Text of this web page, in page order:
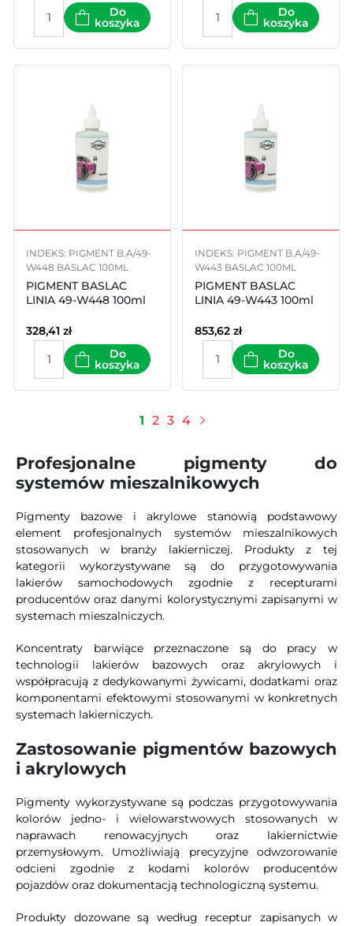
Do
koszyka
Do
koszyka
INDEKS: PIGMENT B.A/49-
W448 BASLAC 100ML
PIGMENT BASLAC
LINIA 49-W448 100ml
328,41 zł
Do
koszyka
INDEKS: PIGMENT B.A/49-
W443 BASLAC 100ML
PIGMENT BASLAC
LINIA 49-W443 100ml
853,62 zł
Do
koszyka
1 2 3 4
Profesjonalne pigmenty do
systemów mieszalnikowych
Pigmenty bazowe i akrylowe stanowią podstawowy
element profesjonalnych systemów mieszalnikowych
stosowanych w branży lakierniczej. Produkty z tej
kategorii wykorzystywane są do przygotowywania
lakierów samochodowych zgodnie z recepturami
producentów oraz danymi kolorystycznymi zapisanymi w
systemach mieszalniczych.
Koncentraty barwiące przeznaczone są do pracy w
technologii lakierów bazowych oraz akrylowych i
współpracują z dedykowanymi żywicami, dodatkami oraz
komponentami efektowymi stosowanymi w konkretnych
systemach lakierniczych.
Zastosowanie pigmentów bazowych
i akrylowych
Pigmenty wykorzystywane są podczas przygotowywania
kolorów jedno- i wielowarstwowych stosowanych w
naprawach renowacyjnych oraz lakiernictwie
przemysłowym. Umożliwiają precyzyjne odwzorowanie
odcieni zgodnie z kodami kolorów producentów
pojazdów oraz dokumentacją technologiczną systemu.
Produkty dozowane są według receptur zapisanych w